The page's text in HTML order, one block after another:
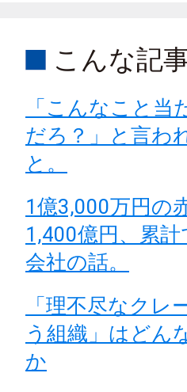
こんな記
「こんなこと
だろ？」と言わ
と。
1億3,000万円の
1,400億円、累
会社の話。
「理不尽なク
う組織」はどん
か